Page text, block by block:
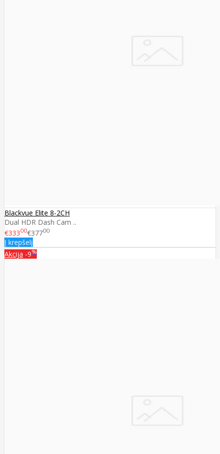
Blackvue Elite 8-2CH
Dual HDR Dash Cam ..
€33300€37700
Į krepšelį
Akcija -9%